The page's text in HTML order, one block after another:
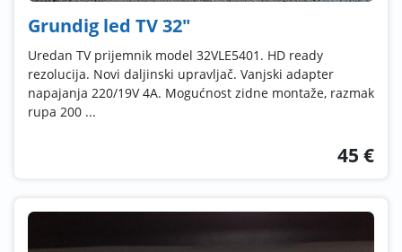
Grundig led TV 32"
Uredan TV prijemnik model 32VLE5401. HD ready
rezolucija. Novi daljinski upravljač. Vanjski adapter
napajanja 220/19V 4A. Mogućnost zidne montaže, razmak
rupa 200 ...
45 €